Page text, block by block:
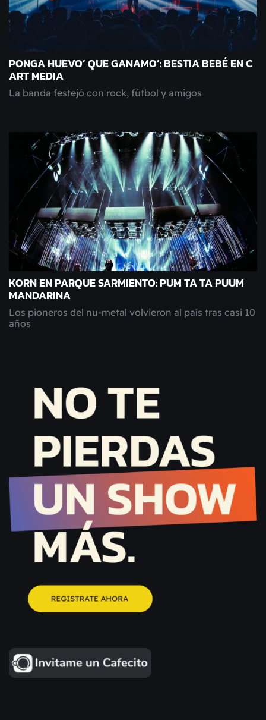
PONGA HUEVO’ QUE GANAMO’: BESTIA BEBÉ EN C
ART MEDIA
La banda festejó con rock, fútbol y amigos
KORN EN PARQUE SARMIENTO: PUM TA TA PUUM
MANDARINA
Los pioneros del nu-metal volvieron al país tras casi 10
años